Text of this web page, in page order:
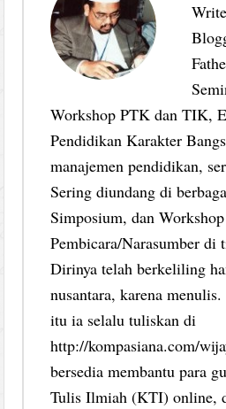
Workshop PTK dan TIK,
Pendidikan Karakter
manajemen pendidikan,
Sering diundang di
Simposium, dan
Pembicara/Narasumber di
Dirinya telah berkeliling
nusantara, karena
itu ia selalu tuliskan di
http://kompasiana.com/
bersedia membantu para
Tulis Ilmiah (KTI) online,